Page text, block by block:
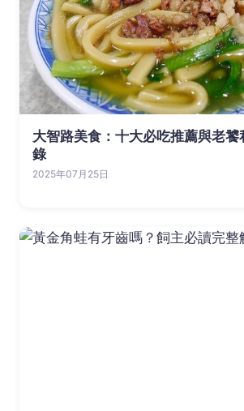
大智路美食：十大必吃推薦與老饕
錄
2025年07月25日